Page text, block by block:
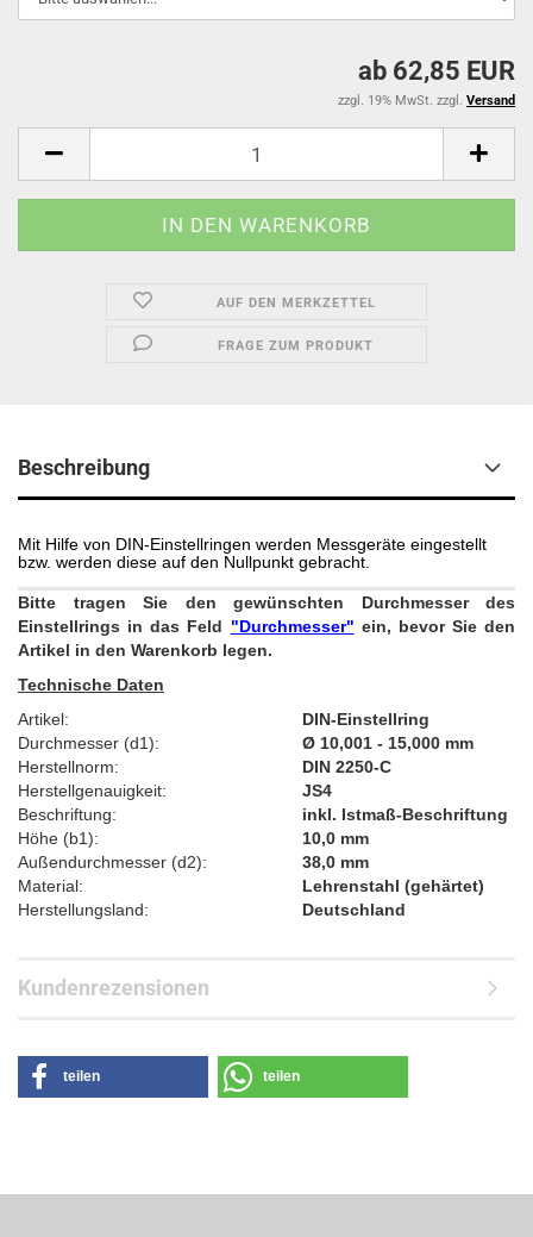
ab 62,85 EUR
zzgl. 19% MwSt. zzgl. Versand
AUF DEN MERKZETTEL
FRAGE ZUM PRODUKT
Beschreibung
Mit Hilfe von DIN-Einstellringen werden Messgeräte eingestellt
bzw. werden diese auf den Nullpunkt gebracht
Bitte tragen Sie den gewünschten Durchmesser des
Einstellrings in das Feld "Durchmesser" ein, bevor Sie den
Artikel in den Warenkorb legen.
Technische Daten
Artikel:
DIN-Einstellring
Durchmesser (d1):
Ø 10,001 - 15,000 mm
Herstellnorm:
DIN 2250-C
Herstellgenauigkeit:
JS4
Beschriftung:
inkl. Istmaß-Beschriftung
Höhe (b1):
10,0 mm
Außendurchmesser (d2):
38,0 mm
Material:
Lehrenstahl (gehärtet)
Herstellungsland:
Deutschland
Kundenrezensionen
teilen teilen